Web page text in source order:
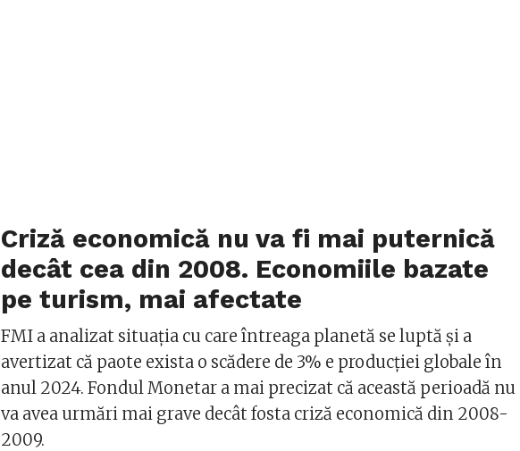
Criză economică nu va fi mai puternică
decât cea din 2008. Economiile bazate
pe turism, mai afectate
FMI a analizat situația cu care întreaga planetă se luptă și a
avertizat că paote exista o scădere de 3% e producției globale în
anul 2024. Fondul Monetar a mai precizat că această perioadă nu
va avea urmări mai grave decât fosta criză economică din 2008-
2009.